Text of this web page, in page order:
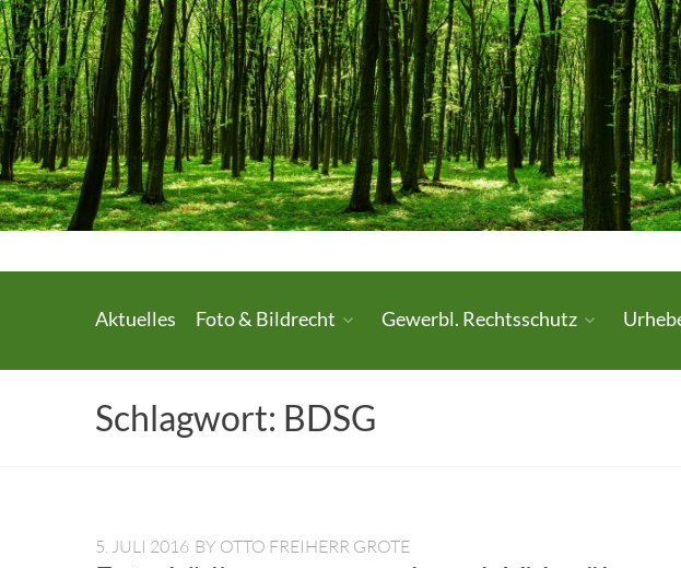
Skip
to
content
Urheberrecht.
Medienrecht.
gewerbl.
Rechtsschutz.
Aktuelles Foto & Bildrecht Gewerbl. Rechtsschutz
Schlagwort: BDSG
5. JULI 2016 BY OTTO FREIHERR GROTE